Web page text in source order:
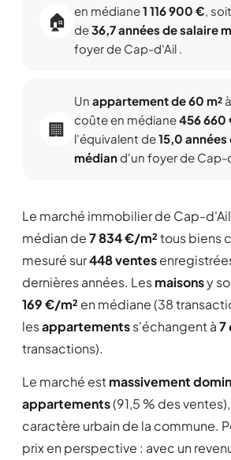
🏠
en médiane1 116 900 €,
de36,7 années de salaire
foyer de Cap-d'Ail .
🏢
Un appartement de 60 m²
coûte en médiane456 660
l'équivalent de15,0
médiand'un foyer de Cap-
Le marché immobilier de Cap-
médian de7 834 €/m²tous biens
mesuré sur448 ventes
dernières années. Lesmaisonsy
169 €/m² en médiane (38
lesappartementss'échangent à7
transactions).
Le marché estmassivement
appartements(91,5 % des
caractère urbain de la commune.
prix en perspective : avec un